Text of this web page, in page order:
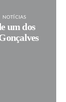
NOTÍCIAS
um dos